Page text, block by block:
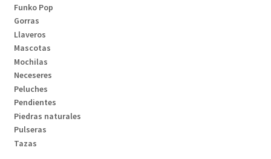
Funko Pop
Gorras
Llaveros
Mascotas
Mochilas
Neceseres
Peluches
Pendientes
Piedras naturales
Pulseras
Tazas